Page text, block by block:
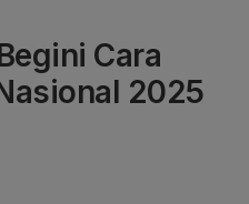
Cara
2025